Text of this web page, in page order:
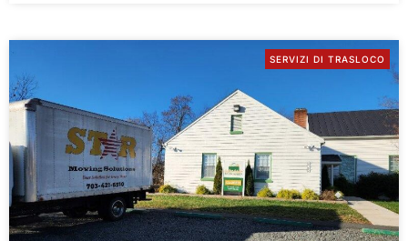
SERVIZI DI TRASLOCO